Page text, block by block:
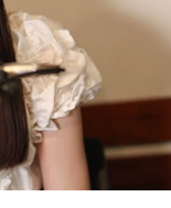
の活動を知ったそ
」にも訪れた
ったり馬関連グ
用が馬たちの支援
運ぶことを呼び